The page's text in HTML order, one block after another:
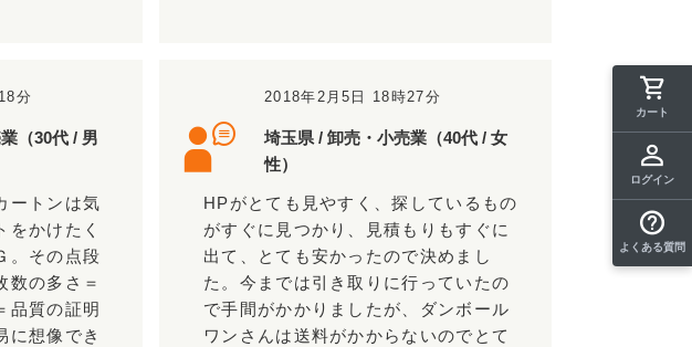
分
（30代 / 男
ートンは気
をかけたく
。その点段
数の多さ＝
品質の証明
想像でき
2018年2月5日 18時27分
埼玉県 / 卸売・小売業（40代 / 女
性）
HPがとても見やすく、探しているもの
がすぐに見つかり、見積もりもすぐに
出て、とても安かったので決めまし
た。今までは引き取りに行っていたの
で手間がかかりましたが、ダンボール
ワンさんは送料がかからないのでとて
カート
ログイン
よくある質問